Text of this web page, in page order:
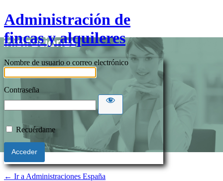
Administración de
fincas y alquileres
Nombre de usuario o correo electrónico
Contraseña
Recuérdame
← Ir a Administraciones España